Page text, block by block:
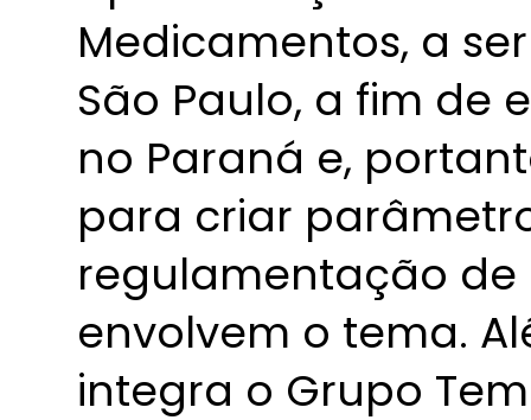
Medicamentos, a
São Paulo, a fim de
no Paraná e,
para criar
regulamentação de
envolvem o tema.
integra o Grupo